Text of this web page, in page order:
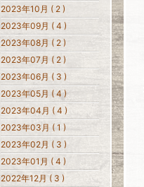
2023年10月 ( 2 )
2023年09月 ( 4 )
2023年08月 ( 2 )
2023年07月 ( 2 )
2023年06月 ( 3 )
2023年05月 ( 4 )
2023年04月 ( 4 )
2023年03月 ( 1 )
2023年02月 ( 3 )
2023年01月 ( 4 )
2022年12月 ( 3 )